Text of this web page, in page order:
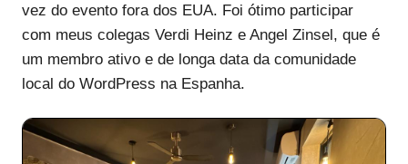
vez do evento fora dos EUA. Foi ótimo participar
com meus colegas Verdi Heinz e Angel Zinsel, que é
um membro ativo e de longa data da comunidade
local do WordPress na Espanha.